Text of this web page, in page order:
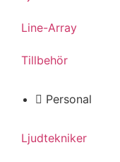
Line-Array
Tillbehör
Personal
Ljudtekniker